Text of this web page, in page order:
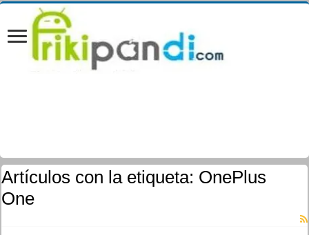
Artículos con la etiqueta: OnePlus
One